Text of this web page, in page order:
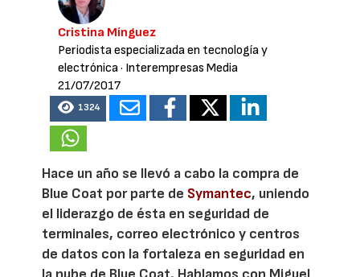
Cristina Mínguez
Periodista especializada en tecnología y
electrónica· Interempresas Media
21/07/2017
1324
Hace un año se llevó a cabo la compra de
Blue Coat por parte de Symantec, uniendo
el liderazgo de ésta en seguridad de
terminales, correo electrónico y centros
de datos con la fortaleza en seguridad en